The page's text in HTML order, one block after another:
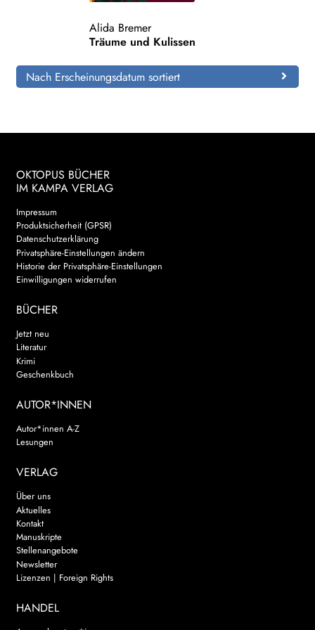
Search:
Alida Bremer
Träume und Kulissen
Nach Erscheinungsdatum sortiert
OKTOPUS BÜCHER
IM KAMPA VERLAG
Impressum
Produktsicherheit (GPSR)
Datenschutzerklärung
Privatsphäre-Einstellungen ändern
Historie der Privatsphäre-Einstellungen
Einwilligungen widerrufen
BÜCHER
Jetzt neu
Literatur
Krimi
Geschenkbuch
AUTOR*INNEN
Autor*innen A-Z
Lesungen
VERLAG
Über uns
Aktuelles
Kontakt
Manuskripte
Stellenangebote
Newsletter
Lizenzen | Foreign Rights
HANDEL